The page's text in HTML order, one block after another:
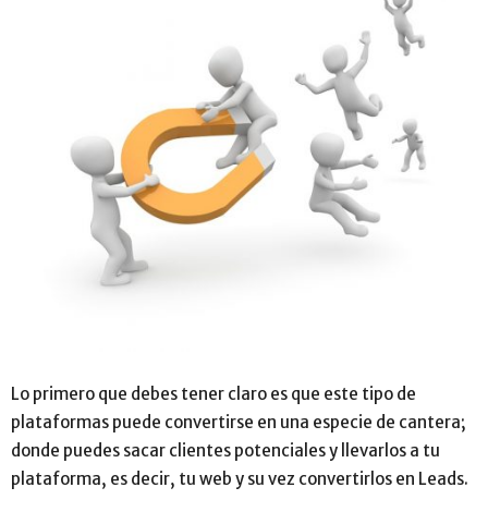
Lo primero que debes tener claro es que este tipo de
plataformas puede convertirse en una especie de cantera;
donde puedes sacar clientes potenciales y llevarlos a tu
plataforma, es decir, tu web y su vez convertirlos en Leads.